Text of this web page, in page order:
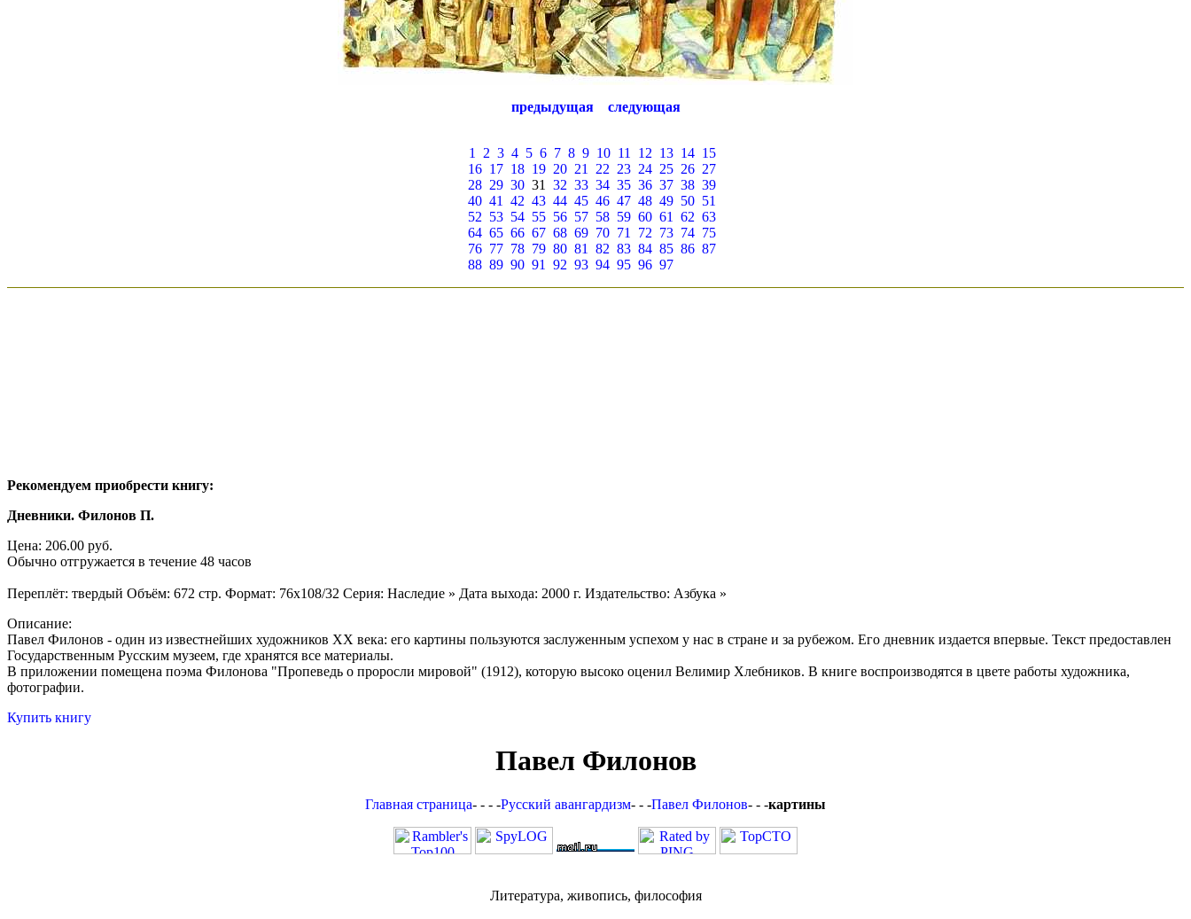
предыдущая следующая
1 2 3 4 5 6 7 8 9 10 11 12 13 14 15
16 17 18 19 20 21 22 23 24 25 26 27
28 29 30 31 32 33 34 35 36 37 38 39
40 41 42 43 44 45 46 47 48 49 50 51
52 53 54 55 56 57 58 59 60 61 62 63
64 65 66 67 68 69 70 71 72 73 74 75
76 77 78 79 80 81 82 83 84 85 86 87
88 89 90 91 92 93 94 95 96 97
Рекомендуем приобрести книгу:
Дневники. Филонов П.
Цена: 206.00 руб.
Обычно отгружается в течение 48 часов
Переплёт: твердый Объём: 672 стр. Формат: 76x108/32 Серия: Наследие » Дата выхода: 2000 г. Издательство: Азбука »
Описание:
Павел Филонов - один из известнейших художников ХХ века: его картины пользуются заслуженным успехом у нас в стране и за рубежом. Его дневник издается впервые. Текст предоставлен
Государственным Русским музеем, где хранятся все материалы.
В приложении помещена поэма Филонова "Пропеведь о проросли мировой" (1912), которую высоко оценил Велимир Хлебников. В книге воспроизводятся в цвете работы художника,
фотографии.
Купить книгу
Павел Филонов
Главная страница- - - -Русский авангардизм- - -Павел Филонов- - -картины
Литература, живопись, философия